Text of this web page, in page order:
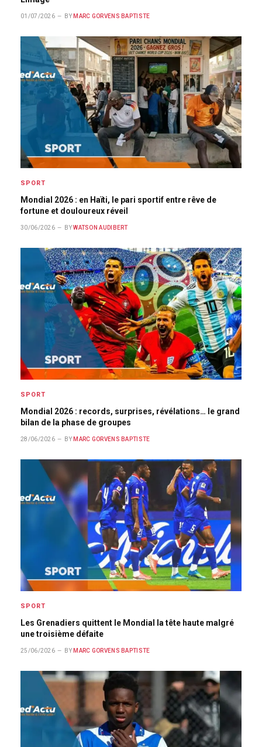
01/07/2026 BY MARC GORVENS BAPTISTE
SPORT
Mondial 2026 : en Haïti, le pari sportif entre rêve de
fortune et douloureux réveil
30/06/2026 BY WATSON AUDIBERT
SPORT
Mondial 2026 : records, surprises, révélations… le grand
bilan de la phase de groupes
28/06/2026 BY MARC GORVENS BAPTISTE
SPORT
Les Grenadiers quittent le Mondial la tête haute malgré
une troisième défaite
25/06/2026 BY MARC GORVENS BAPTISTE